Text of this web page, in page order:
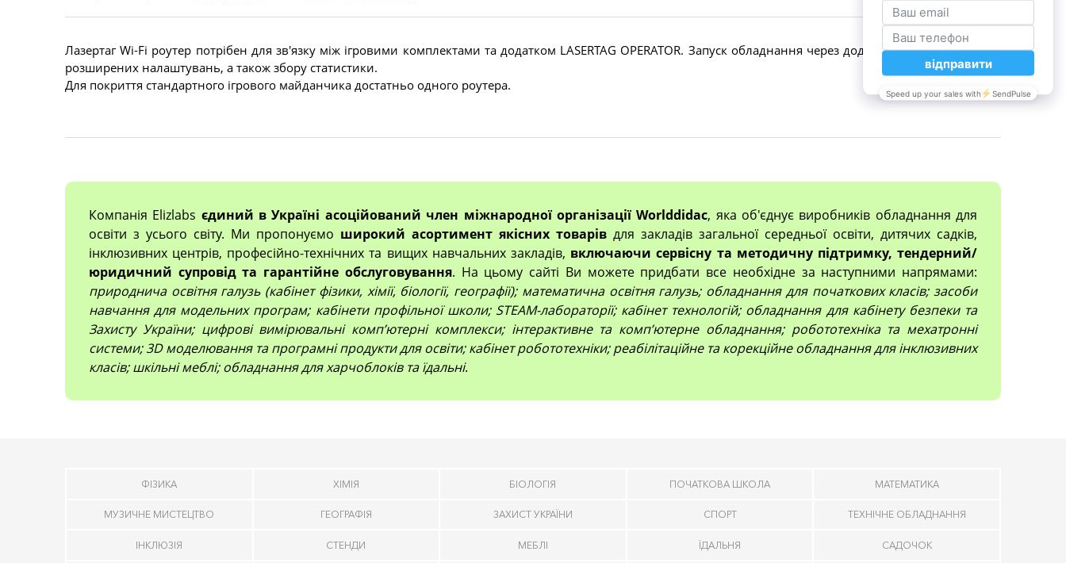
Лазертаг Wi-Fi роутер потрібен для зв'язку між ігровими комплектами та додатком LASERTAG OPERATOR. Запуск обладнання через додаток дає вам доступ до
розширених налаштувань, а також збору статистики.
Для покриття стандартного ігрового майданчика достатньо одного роутера.
Компанія Elizlabs єдиний в Україні асоційований член міжнародної організації Worlddidac, яка об'єднує виробників обладнання для
освіти з усього світу. Ми пропонуємо широкий асортимент якісних товарів для закладів загальної середньої освіти, дитячих садків,
інклюзивних центрів, професійно-технічних та вищих навчальних закладів, включаючи сервісну та методичну підтримку, тендерний/
юридичний супровід та гарантійне обслуговування. На цьому сайті Ви можете придбати все необхідне за наступними напрямами:
природнича освітня галузь (кабінет фізики, хімії, біології, географії); математична освітня галузь; обладнання для початкових класів; засоби
навчання для модельних програм; кабінети профільної школи; STEAM-лабораторії; кабінет технологій; обладнання для кабінету безпеки та
Захисту України; цифрові вимірювальні компʼютерні комплекси; інтерактивне та комп’ютерне обладнання; робототехніка та мехатронні
системи; 3D моделювання та програмні продукти для освіти; кабінет робототехніки; реабілітаційне та корекційне обладнання для інклюзивних
класів; шкільні меблі; обладнання для харчоблоків та їдальні.
ФІЗИКА ХІМІЯ БІОЛОГІЯ ПОЧАТКОВА ШКОЛА МАТЕМАТИКА
МУЗИЧНЕ МИСТЕЦТВО ГЕОГРАФІЯ ЗАХИСТ УКРАЇНИ СПОРТ ТЕХНІЧНЕ ОБЛАДНАННЯ
ІНКЛЮЗІЯ СТЕНДИ МЕБЛІ ЇДАЛЬНЯ САДОЧОК